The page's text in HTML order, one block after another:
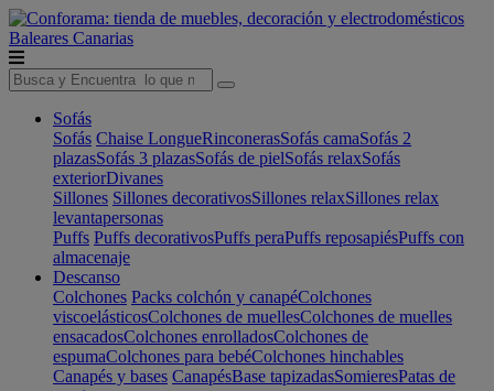
Baleares Canarias
Sofás
Sofás Chaise LongueRinconerasSofás camaSofás 2
plazasSofás 3 plazasSofás de pielSofás relaxSofás
exteriorDivanes
Sillones Sillones decorativosSillones relaxSillones relax
levantapersonas
Puffs Puffs decorativosPuffs peraPuffs reposapiésPuffs con
almacenaje
Descanso
Colchones Packs colchón y canapéColchones
viscoelásticosColchones de muellesColchones de muelles
ensacadosColchones enrolladosColchones de
espumaColchones para bebéColchones hinchables
Canapés y bases CanapésBase tapizadasSomieresPatas de